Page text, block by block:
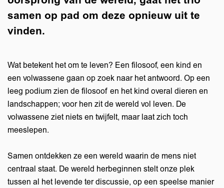
samen op pad om deze opnieuw uit te
vinden.
Wat betekent het om te leven? Een filosoof, een kind en
een volwassene gaan op zoek naar het antwoord. Op een
leeg podium zien de filosoof en het kind overal dieren en
landschappen; voor hen zit de wereld vol leven. De
volwassene ziet niets en twijfelt, maar laat zich toch
meeslepen.
Samen ontdekken ze een wereld waarin de mens niet
centraal staat. De wereld herbeginnen stelt onze plek
tussen al het levende ter discussie, op een speelse manier